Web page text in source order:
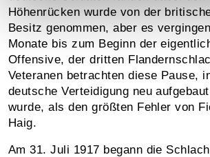
Höhenrücken wurde von der
Besitz genommen, aber es
Monate bis zum Beginn der
Offensive, der dritten
Veteranen betrachten diese Pause,
deutsche Verteidigung neu
wurde, als den größten Fehler von
Haig.
Am 31. Juli 1917 begann die